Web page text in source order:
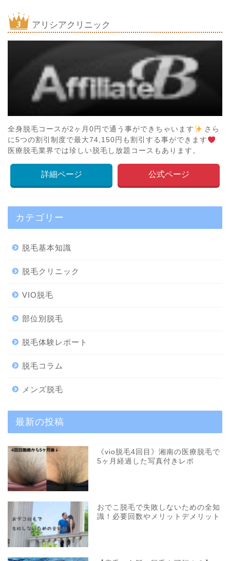
アリシアクリニック
全身脱毛コースが2ヶ月0円で通う事ができちゃいます
さら
に5つの割引制度で最大74,150円も割引する事ができます
医療脱毛業界では珍しい脱毛し放題コースもあります。
詳細ページ 公式ページ
カテゴリー
脱毛基本知識
脱毛クリニック
VIO脱毛
部位別脱毛
脱毛体験レポート
脱毛コラム
メンズ脱毛
最新の投稿
《vio脱毛4回目》湘南の医療脱毛で
5ヶ月経過した写真付きレポ
おでこ脱毛で失敗しないための全知
識！必要回数やメリットデメリット